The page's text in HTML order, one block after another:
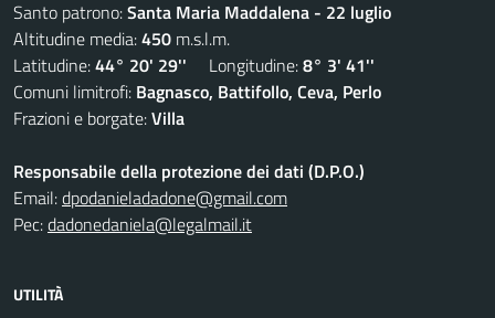
Santo patrono:Santa Maria Maddalena - 22 luglio
Altitudine media:450 m.s.l.m.
Latitudine:44° 20' 29'' Longitudine:8° 3' 41''
Comuni limitrofi: Bagnasco, Battifollo, Ceva, Perlo
Frazioni e borgate:Villa
Responsabile della protezione dei dati (D.P.O.)
Email:dpodanieladadone@gmail.com
Pec:dadonedaniela@legalmail.it
UTILITÀ